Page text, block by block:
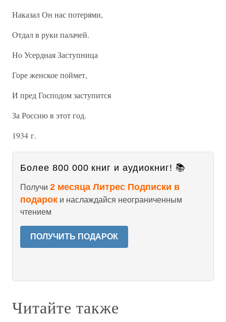
Наказал Он нас потерями,
Отдал в руки палачей.
Но Усердная Заступница
Горе женское поймет,
И пред Господом заступится
За Россию в этот год.
1934 г.
Более 800 000 книг и аудиокниг! 📚
Получи 2 месяца Литрес Подписки в
подарок и наслаждайся неограниченным
чтением
ПОЛУЧИТЬ ПОДАРОК
Читайте также